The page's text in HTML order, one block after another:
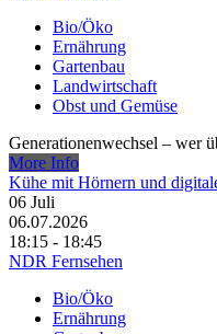
Bio/Öko
Ernährung
Gartenbau
Landwirtschaft
Obst und Gemüse
Generationenwechsel – wer
More Info
Kühe mit Hörnern und
06 Juli
06.07.2026
18:15 - 18:45
NDR Fernsehen
Bio/Öko
Ernährung